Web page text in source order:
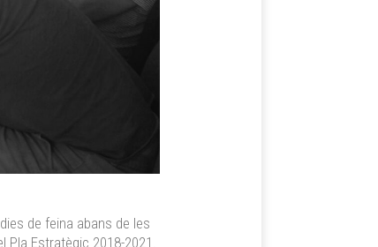
de feina abans de les
Estratègic 2018-2021.